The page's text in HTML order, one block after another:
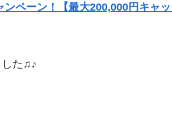
ーン！【最大200,000円キャッ
した♫♪